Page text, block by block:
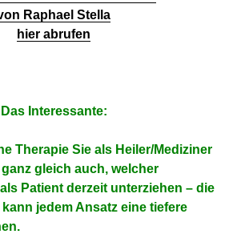
Raphael Stella
hier abrufen
Das Interessante:
Therapie Sie als Heiler/Mediziner
gleich auch, welcher
Patient derzeit unterziehen – die
jedem Ansatz eine tiefere